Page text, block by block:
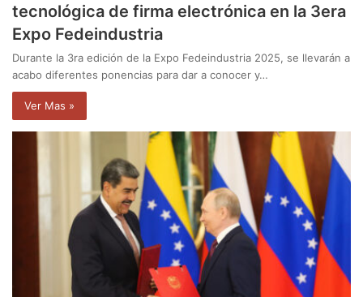
tecnológica de firma electrónica en la 3era
Expo Fedeindustria
Durante la 3ra edición de la Expo Fedeindustria 2025, se llevarán a
acabo diferentes ponencias para dar a conocer y…
Ver Mas »